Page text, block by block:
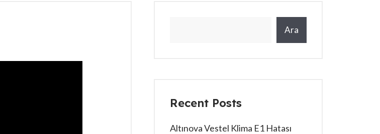
Ara
Recent Posts
Altınova Vestel Klima E1 Hatası